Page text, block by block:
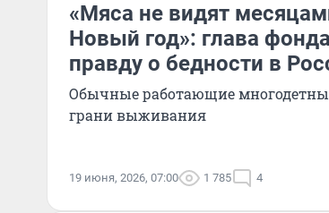
«Мяса не видят
Новый год»: глава
правду о бедности в
Обычные работающие
грани выживания
19 июня, 2026, 07:00 1 785 4